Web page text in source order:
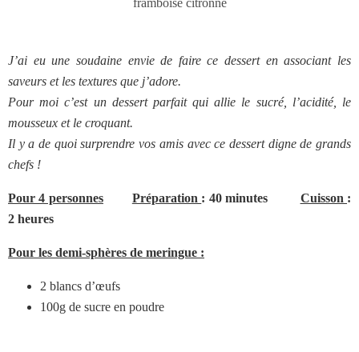
J’ai eu une soudaine envie de faire ce dessert en associant les
saveurs et les textures que j’adore.
Pour moi c’est un dessert parfait qui allie le sucré, l’acidité, le
mousseux et le croquant.
Il y a de quoi surprendre vos amis avec ce dessert digne de grands
chefs !
Pour 4 personnes Préparation : 40 minutes Cuisson :
2 heures
Pour les demi-sphères de meringue :
2 blancs d’œufs
100g de sucre en poudre